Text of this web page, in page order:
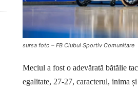
sursa foto – FB Clubul Sportiv Comunitare
Meciul a fost o adevărată bătălie
egalitate, 27-27, caracterul, inima